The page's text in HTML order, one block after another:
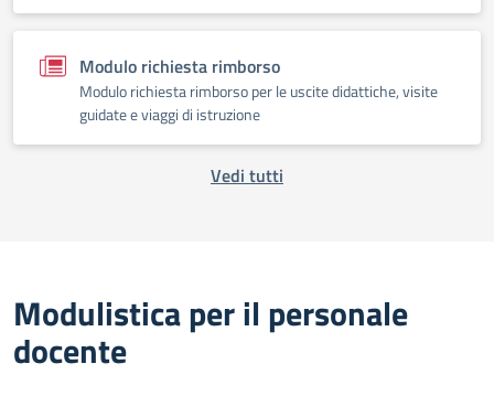
Modulo richiesta rimborso
Modulo richiesta rimborso per le uscite didattiche, visite
guidate e viaggi di istruzione
Vedi tutti
Modulistica per il personale
docente